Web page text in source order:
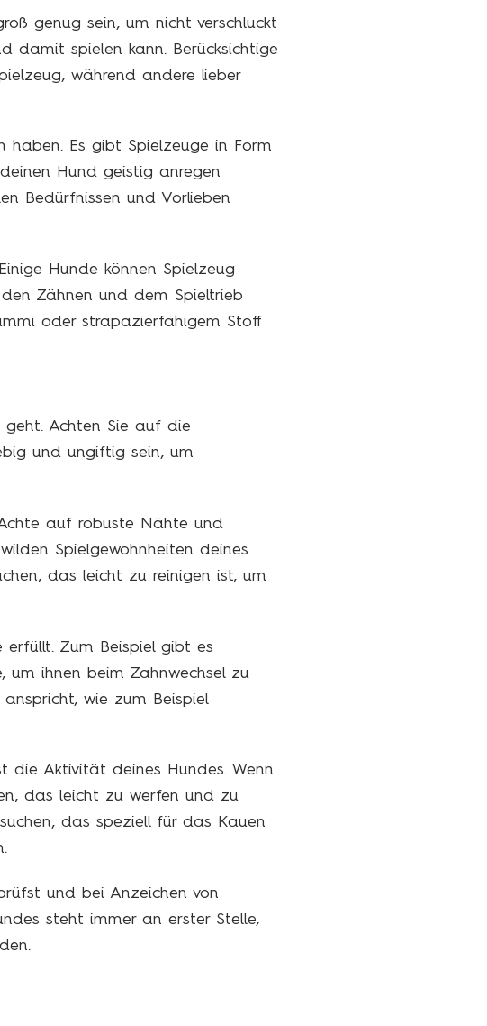
genug sein, um nicht verschluckt
damit spielen kann. Berücksichtige
während andere lieber
haben. Es gibt Spielzeuge in Form
Hund geistig anregen
Bedürfnissen und Vorlieben
Hunde können Spielzeug
Zähnen und dem Spieltrieb
oder strapazierfähigem Stoff
geht. Achten Sie auf die
und ungiftig sein, um
auf robuste Nähte und
Spielgewohnheiten deines
das leicht zu reinigen ist, um
erfüllt. Zum Beispiel gibt es
um ihnen beim Zahnwechsel zu
wie zum Beispiel
die Aktivität deines Hundes. Wenn
das leicht zu werfen und zu
das speziell für das Kauen
und bei Anzeichen von
steht immer an erster Stelle,